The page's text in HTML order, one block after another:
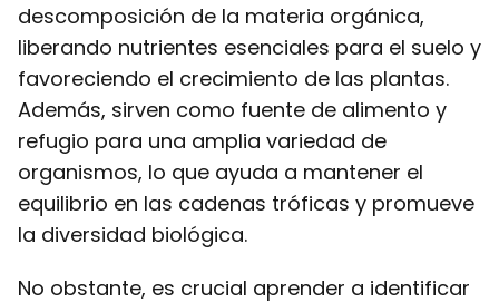
descomposición de la materia orgánica,
liberando nutrientes esenciales para el suelo y
favoreciendo el crecimiento de las plantas.
Además, sirven como fuente de alimento y
refugio para una amplia variedad de
organismos, lo que ayuda a mantener el
equilibrio en las cadenas tróficas y promueve
la diversidad biológica.
No obstante, es crucial aprender a identificar